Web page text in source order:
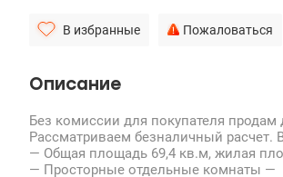
В избранные Пожаловаться
Описание
Без комиссии для покупателя
Рассматриваем безналичный расчет.
— Общая площадь 69,4 кв.м, жилая
— Просторные отдельные комнаты —